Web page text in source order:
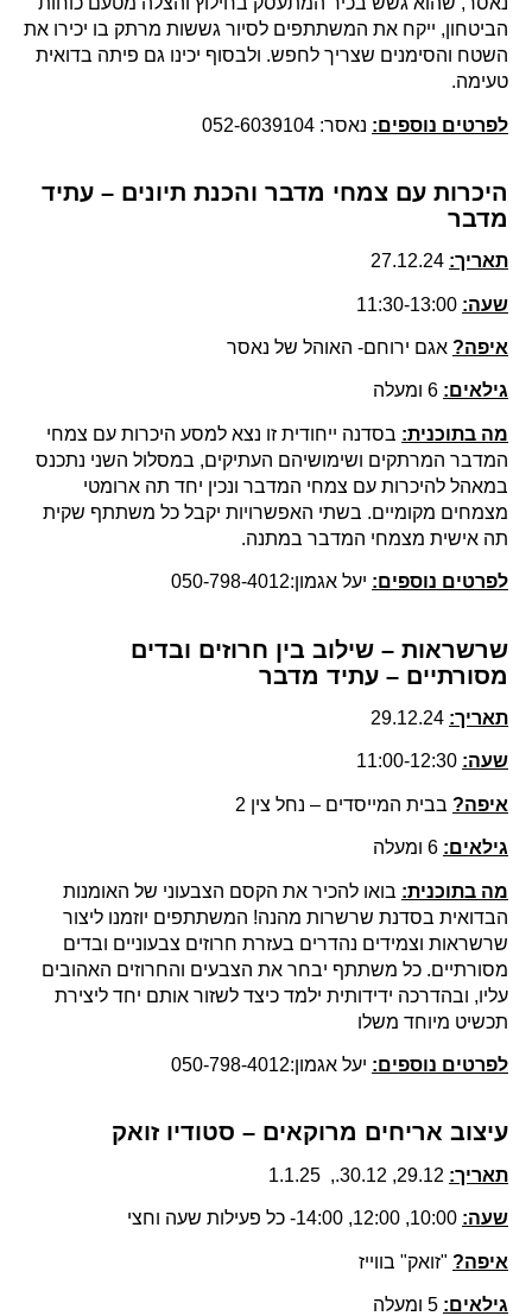
הביטחון, ייקח את המשתתפים לסיור גששות מרתק בו יכירו את
השטח והסימנים שצריך לחפש. ולבסוף יכינו גם פיתה בדואית
טעימה.
לפרטים נוספים: נאסר: 052-6039104
היכרות עם צמחי מדבר והכנת תיונים – עתיד
מדבר
תאריך:
שעה:
איפה? אגם ירוחם- האוהל של נאסר
גילאים:
מה בתוכנית: בסדנה ייחודית זו נצא למסע היכרות עם צמחי
המדבר המרתקים ושימושיהם העתיקים, במסלול השני נתכנס
במאהל להיכרות עם צמחי המדבר ונכין יחד תה ארומטי
מצמחים מקומיים. בשתי האפשרויות יקבל כל משתתף שקית
תה אישית מצמחי המדבר במתנה.
לפרטים נוספים: יעל אגמון:050-798-4012
שרשראות – שילוב בין חרוזים ובדים
מסורתיים – עתיד מדבר
תאריך:
שעה:
איפה? בבית המייסדים – נחל צין 2
גילאים:
מה בתוכנית: בואו להכיר את הקסם הצבעוני של האומנות
הבדואית בסדנת שרשרות מהנה! המשתתפים יוזמנו ליצור
שרשראות וצמידים נהדרים בעזרת חרוזים צבעוניים ובדים
מסורתיים. כל משתתף יבחר את הצבעים והחרוזים האהובים
עליו, ובהדרכה ידידותית ילמד כיצד לשזור אותם יחד ליצירת
תכשיט מיוחד משלו
לפרטים נוספים: יעל אגמון:050-798-4012
עיצוב אריחים מרוקאים – סטודיו זואק
תאריך:
שעה:
איפה? "זואק" בווייז
גילאים: